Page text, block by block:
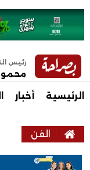
رئيس
الرئيسية أخبار
الفن